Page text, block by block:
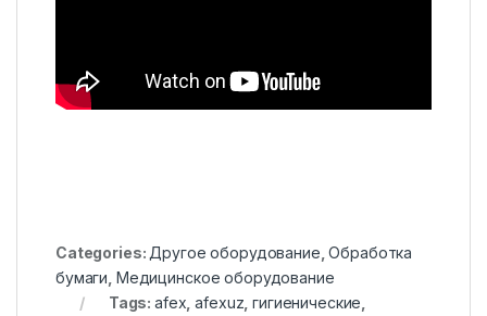
Categories: Другое оборудование ,Обработка
бумаги Медицинское оборудование
Tags:afex ,afexuz ,гигиенические